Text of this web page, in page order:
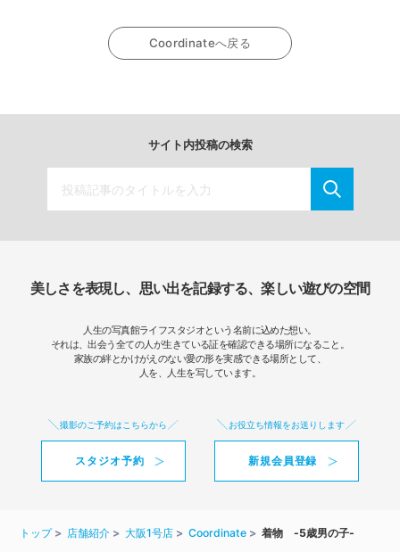
Coordinateへ戻る
サイト内投稿の検索
美しさを表現し、思い出を記録する、楽しい遊びの空間
人生の写真館ライフスタジオという名前に込めた想い。
それは、出会う全ての人が生きている証を確認できる場所になること。
家族の絆とかけがえのない愛の形を実感できる場所として、
人を、人生を写しています。
撮影のご予約はこちらから
スタジオ予約
お役立ち情報をお送りします
新規会員登録
トップ 店舗紹介 大阪1号店 Coordinate 着物 -5歳男の子-